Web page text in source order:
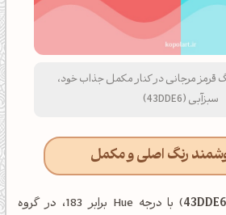
قرمز مرجانی در کنار مکمل جذاب خود،
سبزآبی (43DDE6)
رنگ اصلی و مکمل
43DDE6) با درجه Hue برابر 183، در گروه